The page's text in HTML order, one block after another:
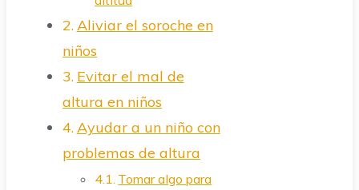
Aliviar el soroche en
niños
Evitar el mal de
altura en niños
Ayudar a un niño con
problemas de altura
Tomar algo para